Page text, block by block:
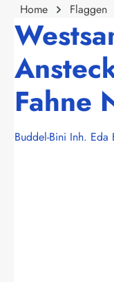
Home Flaggen
Fahne
Buddel-Bini Inh. Eda